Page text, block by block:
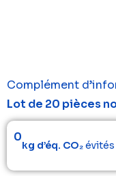
Complément
Lot de 20 pièces
0
kg d’éq. CO₂